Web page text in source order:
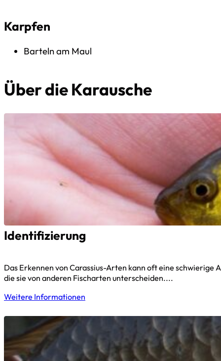
Karpfen
Barteln am Maul
Über die Karausche
Identifizierung
Das Erkennen von Carassius-Arten kann oft eine schwierige
die sie von anderen Fischarten unterscheiden....
Weitere Informationen